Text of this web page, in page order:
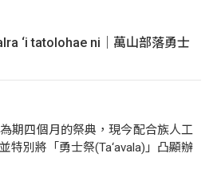
‘i tatolohae ni｜萬山部落勇士
期四個月的祭典，現今配合族人工
特別將「勇士祭(Ta‘avala)」凸顯辦